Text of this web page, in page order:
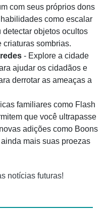
com seus próprios dons
como escalar
detectar objetos ocultos
criaturas sombrias.
- Explore a cidade
ajudar os cidadãos e
derrotar as ameaças a
familiares como Flash
que você ultrapasse
adições como Boons
mais suas proezas
notícias futuras!